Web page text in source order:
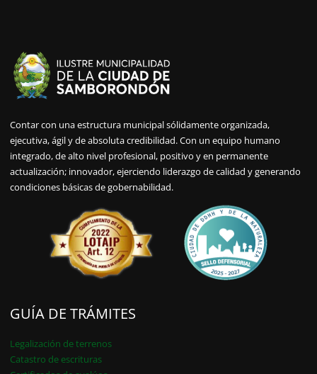
Contar con una estructura municipal sólidamente organizada,
ejecutiva, ágil y de absoluta credibilidad. Con un equipo humano
integrado, de alto nivel profesional, positivo y en permanente
actualización; innovador, ejerciendo liderazgo de calidad y generando
condiciones básicas de gobernabilidad.
GUÍA DE TRÁMITES
Legalización de terrenos
Catastro de escrituras